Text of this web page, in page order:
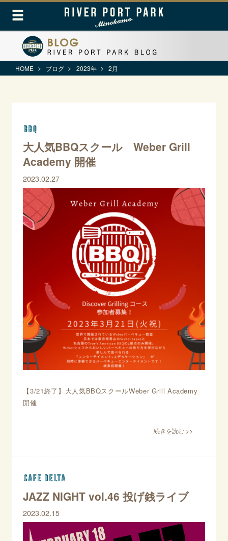
HOME ブログ 2023年 2月
BBQ
大人気BBQスクール Weber Grill
Academy 開催
2023.02.27
【3/21終了】大人気BBQスクールWeber Grill Academy
開催
CAFE DELTA
JAZZ NIGHT vol.46 投げ銭ライブ
2023.02.15